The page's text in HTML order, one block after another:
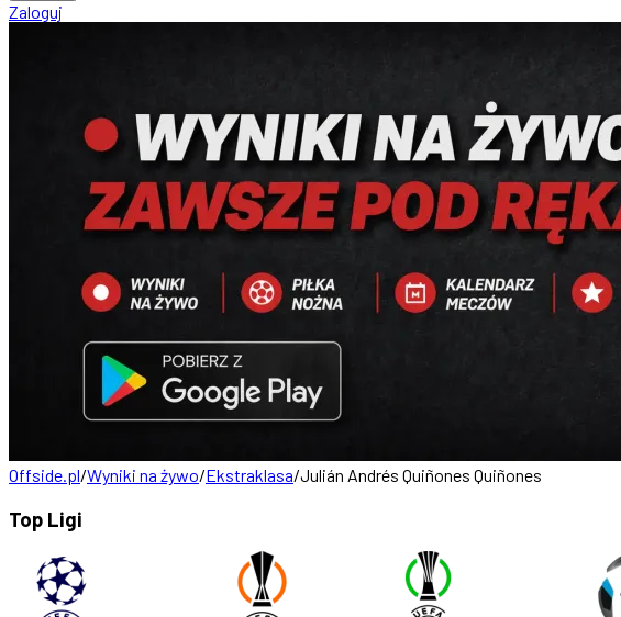
Zaloguj
Offside.pl/Wyniki na żywo/Ekstraklasa/Julián Andrés Quiñones Quiñones
Top Ligi